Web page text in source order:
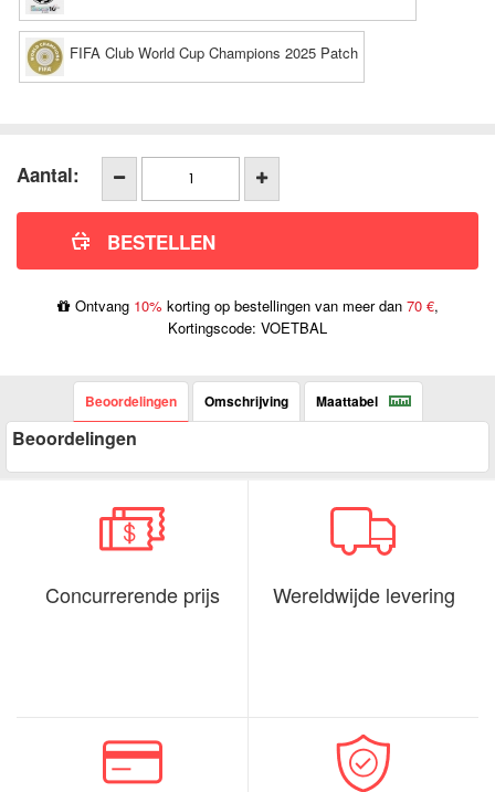
FIFA Club World Cup Champions 2025 Patch
Aantal:
Ontvang 10% korting op bestellingen van meer dan 70 €,
Kortingscode: VOETBAL
Beoordelingen Omschrijving Maattabel
Beoordelingen
Concurrerende prijs Wereldwijde levering